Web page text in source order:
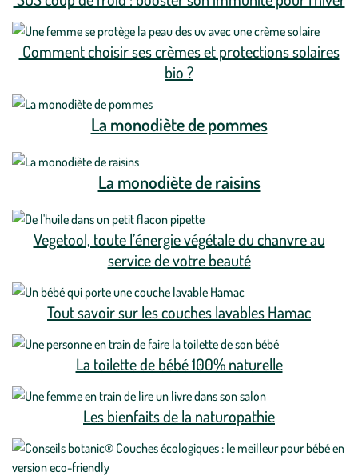
Comment choisir ses crèmes et protections solaires
bio ?
La monodiète de pommes
La monodiète de raisins
Vegetool, toute l’énergie végétale du chanvre au
service de votre beauté
Tout savoir sur les couches lavables Hamac
La toilette de bébé 100% naturelle
Les bienfaits de la naturopathie